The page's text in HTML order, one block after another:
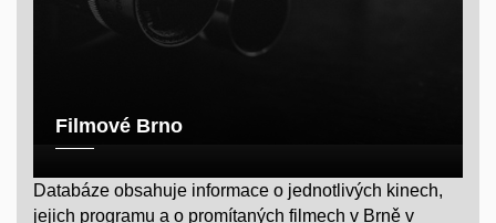
Filmové Brno
Databáze obsahuje informace o jednotlivých kinech,
jejich programu a o promítaných filmech v Brně v